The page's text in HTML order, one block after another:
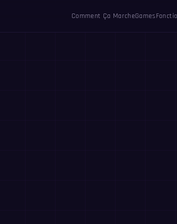
Comment Ça MarcheGames